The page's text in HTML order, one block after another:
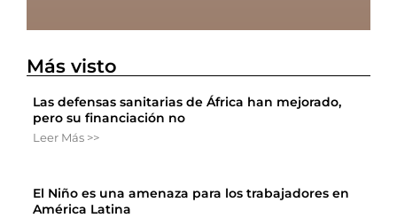
Más visto
Las defensas sanitarias de África han mejorado,
pero su financiación no
Leer Más >>
El Niño es una amenaza para los trabajadores en
América Latina